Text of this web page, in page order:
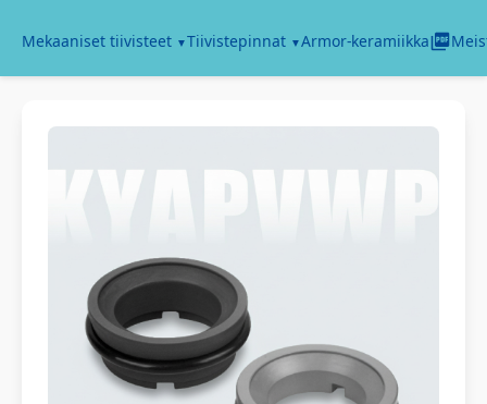
Mekaaniset tiivisteet Tiivistepinnat Armor-keramiikka